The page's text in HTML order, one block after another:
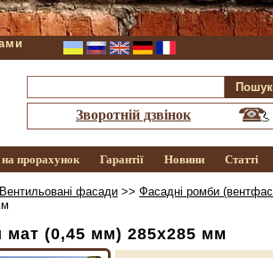
Зворотній дзвінок
на прорахунок Гарантії Новини Статті
Вентильовані фасади >> Фасадні ромби
мат (0,45 мм) 285х285 мм